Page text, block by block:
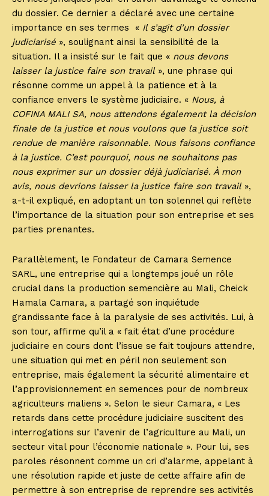
du dossier. Ce dernier a déclaré avec une certaine
importance en ses termes « Il s’agit d’un dossier
judiciarisé », soulignant ainsi la sensibilité de la
situation. Il a insisté sur le fait que « nous devons
laisser la justice faire son travail», une phrase qui
résonne comme un appel à la patience et à la
confiance envers le système judiciaire. « Nous, à
COFINA MALI SA, nous attendons également la décision
finale de la justice et nous voulons que la justice soit
rendue de manière raisonnable. Nous faisons confiance
à la justice. C’est pourquoi, nous ne souhaitons pas
nous exprimer sur un dossier déjà judiciarisé. À mon
avis, nous devrions laisser la justice faire son travail»,
a-t-il expliqué, en adoptant un ton solennel qui reflète
l’importance de la situation pour son entreprise et ses
parties prenantes.
Parallèlement, le Fondateur de Camara Semence
SARL, une entreprise qui a longtemps joué un rôle
crucial dans la production semencière au Mali, Cheick
Hamala Camara, a partagé son inquiétude
grandissante face à la paralysie de ses activités. Lui, à
son tour, affirme qu’il a « fait état d’une procédure
judiciaire en cours dont l’issue se fait toujours attendre,
une situation qui met en péril non seulement son
entreprise, mais également la sécurité alimentaire et
l’approvisionnement en semences pour de nombreux
agriculteurs maliens ». Selon le sieur Camara, « Les
retards dans cette procédure judiciaire suscitent des
interrogations sur l’avenir de l’agriculture au Mali, un
secteur vital pour l’économie nationale ». Pour lui, ses
paroles résonnent comme un cri d’alarme, appelant à
une résolution rapide et juste de cette affaire afin de
permettre à son entreprise de reprendre ses activités